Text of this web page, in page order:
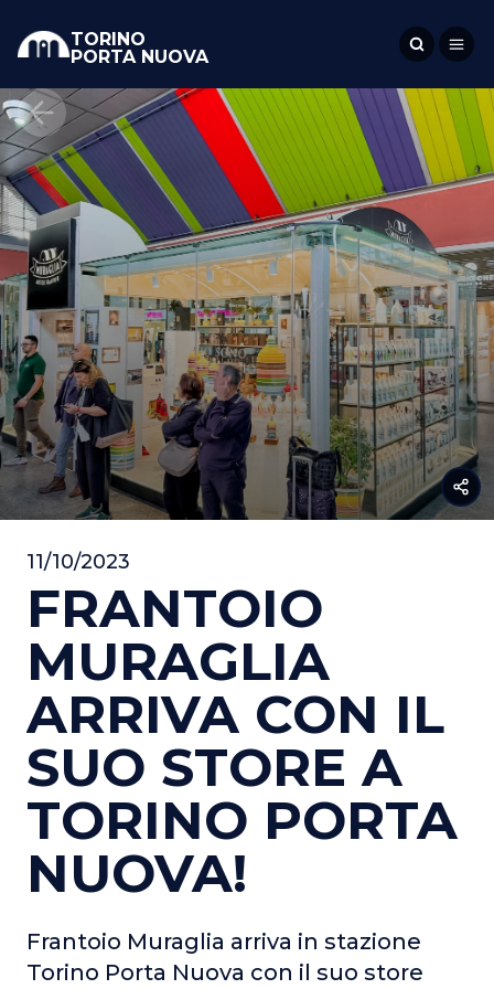
TORINO
PORTA NUOVA
11/10/2023
FRANTOIO
MURAGLIA
ARRIVA CON IL
SUO STORE A
TORINO PORTA
NUOVA!
Frantoio Muraglia arriva in stazione
Torino Porta Nuova con il suo store